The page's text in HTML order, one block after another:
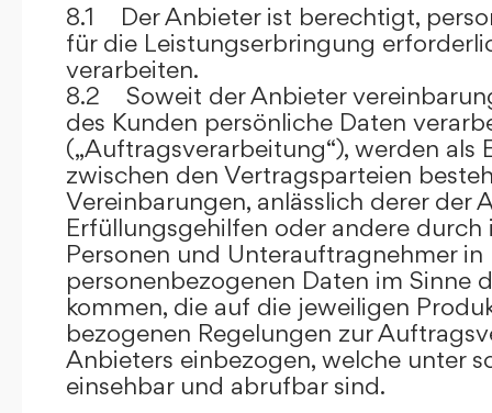
8.1 Der Anbieter ist berechtigt,
für die Leistungserbringung
verarbeiten.
8.2 Soweit der Anbieter
des Kunden persönliche Daten
(„Auftragsverarbeitung“), werden als
zwischen den Vertragsparteien
Vereinbarungen, anlässlich derer der
Erfüllungsgehilfen oder andere
Personen und Unterauftragnehmer
personenbezogenen Daten im Sinne
kommen, die auf die jeweiligen
bezogenen Regelungen zur
Anbieters einbezogen, welche unter
einsehbar und abrufbar sind.